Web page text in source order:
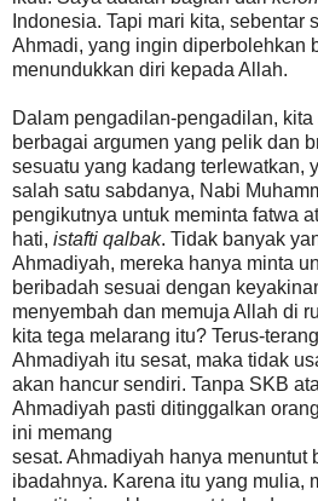
Indonesia. Tapi mari kita, sebentar
Ahmadi, yang ingin diperbolehkan
menundukkan diri kepada Allah.
Dalam pengadilan-pengadilan,
berbagai argumen yang pelik dan
sesuatu yang kadang terlewatkan,
salah satu sabdanya, Nabi
pengikutnya untuk meminta fatwa
hati, istafti qalbak. Tidak banyak
Ahmadiyah, mereka hanya minta
beribadah sesuai dengan
menyembah dan memuja Allah di
kita tega melarang itu? Terus-
Ahmadiyah itu sesat, maka tidak
akan hancur sendiri. Tanpa SKB
Ahmadiyah pasti ditinggalkan
ini memang
sesat. Ahmadiyah hanya menuntut
ibadahnya. Karena itu yang mulia,